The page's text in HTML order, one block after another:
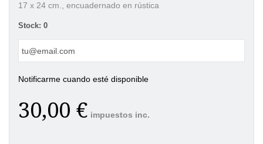
17 x 24 cm., encuadernado en rústica
Stock: 0
Notificarme cuando esté disponible
30,00 € impuestos inc.